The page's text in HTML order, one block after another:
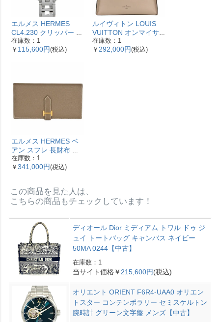
エルメス HERMES
CL4.230 クリッパー ナ
クレ 腕時計 シェル文字
盤 ベゼル12Pダイヤ レ
在庫数：1
￥ 115,600円(税込)
ルイヴィトン LOUIS
VUITTON オンマイサ
イドMM ハンドバッグ
2WAY レザー M53825
在庫数：1
￥ 292,000円(税込)
エルメス HERMES ベ
アン スフレ 長財布 ヴ
ォーエプソン Y刻印 エ
トゥープ ゴールド金具
在庫数：1
￥ 341,000円(税込)
この商品を見た人は、
こちらの商品もチェックしています！
ディオール Dior ミディアム トワル ドゥ ジ
ュイ トートバッグ キャンバス ネイビー
50MA 0244【中古】
在庫数：1
当サイト価格￥ 215,600円(税込)
オリエント ORIENT F6R4-UAA0 オリエン
トスター コンテンポラリー セミスケルトン
腕時計 グリーン文字盤 メンズ【中古】